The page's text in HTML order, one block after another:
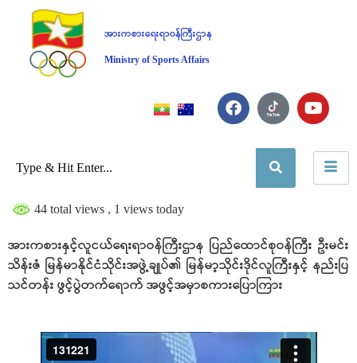
အားကစားရေးရာဝန်ကြီးဌာန
Ministry of Sports Affairs
44 total views , 1 views today
အားကစားနှင့်လူငယ်ရေးရာဝန်ကြီးဌာန ပြည်ထောင်စုဝန်ကြီး ဦးမင်း
သိန်းဇံ မြန်မာနိုင်ငံသိုင်းအဖွဲ့ချုပ်၏ မြန်မာ့သိုင်းဒိုင်လူကြီးနှင့် နည်းပြ
သင်တန်း ဖွင့်ပွဲတက်ရောက် အဖွင့်အမှာစကားပြောကြား